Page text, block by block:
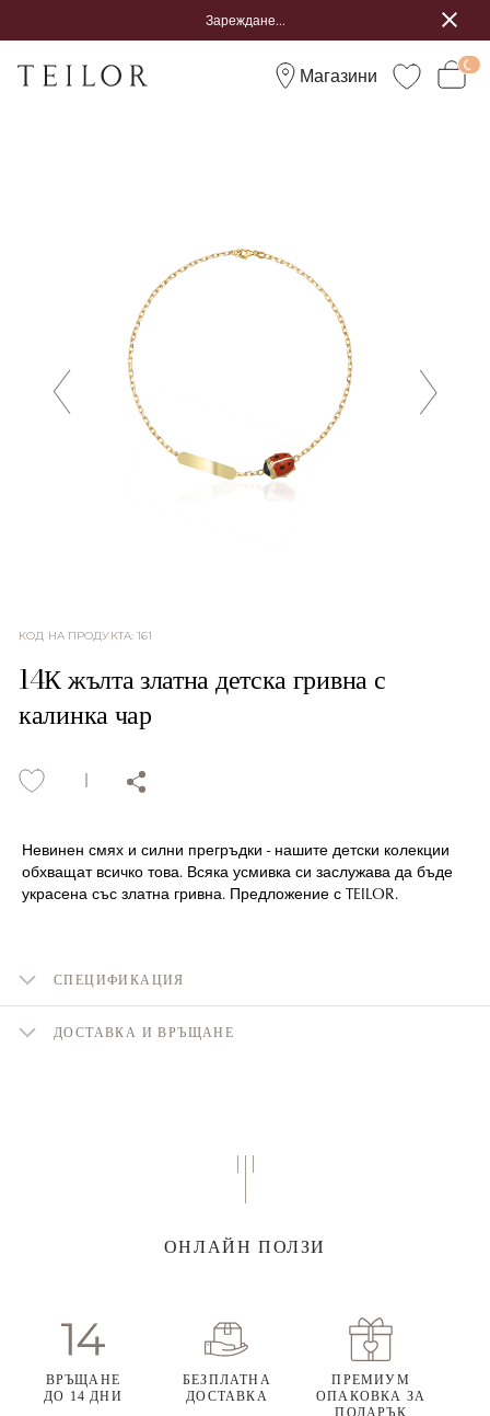
Зареждане...
Магазини
КОД НА ПРОДУКТА:161
14К жълта златна детска гривна с
калинка чар
Невинен смях и силни прегръдки - нашите детски колекции
обхващат всичко това. Всяка усмивка си заслужава да бъде
украсена със златна гривна. Предложение с TEILOR.
СПЕЦИФИКАЦИЯ
ДОСТАВКА И ВРЪЩАНЕ
ОНЛАЙН ПОЛЗИ
ВРЪЩАНЕ
ДО 14 ДНИ
БЕЗПЛАТНА
ДОСТАВКА
ПРЕМИУМ
ОПАКОВКА ЗА
ПОДАРЪК